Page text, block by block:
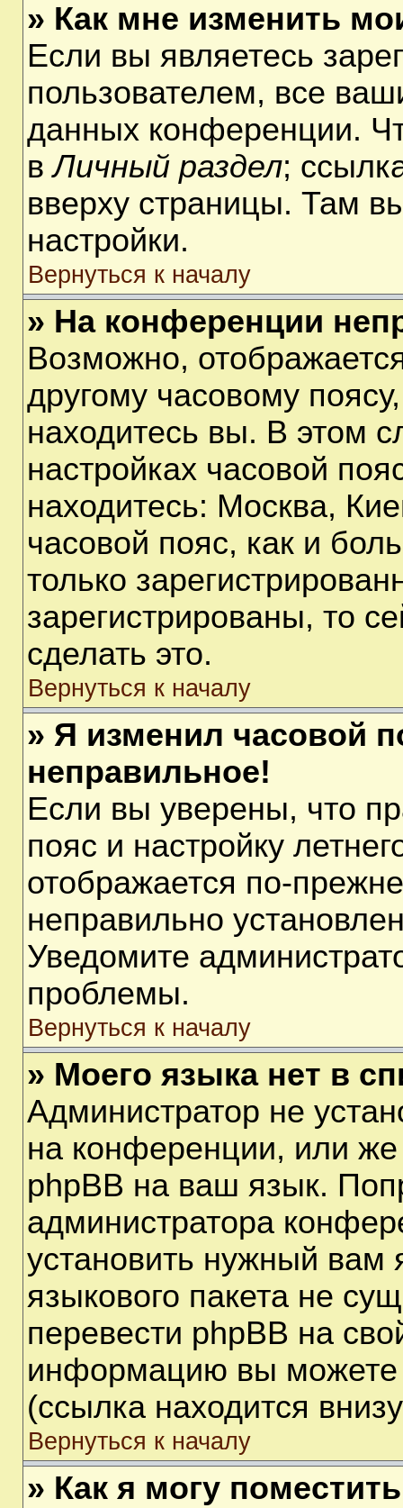
» Как мне изменить
Если вы являетесь
пользователем, все
данных конференции.
вЛичный раздел;
вверху страницы. Там
настройки.
Вернуться к началу
» На конференции
Возможно,
другому часовому
находитесь вы. В этом
настройках часовой
находитесь: Москва,
часовой пояс, как и
только
зарегистрированы, то
сделать это.
Вернуться к началу
» Я изменил часовой
неправильное!
Если вы уверены, что
пояс и настройку
отображается по-
неправильно
Уведомите
проблемы.
Вернуться к началу
» Моего языка нет в
Администратор не
на конференции, или же
phpBB на ваш язык.
администратора
установить нужный вам
языкового пакета не
перевести phpBB на
информацию вы можете
(ссылка находится
Вернуться к началу
» Как я могу